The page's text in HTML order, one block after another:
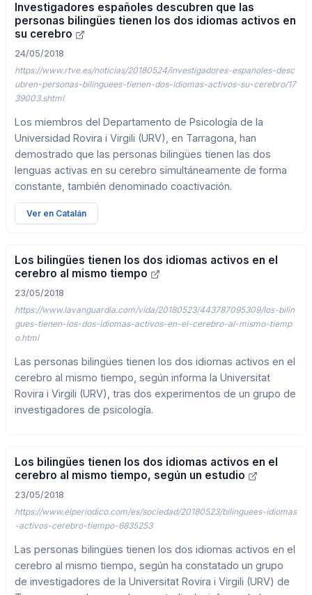
Investigadores españoles descubren que las
personas bilingües tienen los dos idiomas activos en
su cerebro
24/05/2018
https://www.rtve.es/noticias/20180524/investigadores-espanoles-desc
ubren-personas-bilinguees-tienen-dos-idiomas-activos-su-cerebro/17
39003.shtml
Los miembros del Departamento de Psicología de la
Universidad Rovira i Virgili (URV), en Tarragona, han
demostrado que las personas bilingües tienen las dos
lenguas activas en su cerebro simultáneamente de forma
constante, también denominado coactivación.
Ver en Catalán
Los bilingües tienen los dos idiomas activos en el
cerebro al mismo tiempo
23/05/2018
https://www.lavanguardia.com/vida/20180523/443787095309/los-bilin
gues-tienen-los-dos-idiomas-activos-en-el-cerebro-al-mismo-tiemp
o.html
Las personas bilingües tienen los dos idiomas activos en el
cerebro al mismo tiempo, según informa la Universitat
Rovira i Virgili (URV), tras dos experimentos de un grupo de
investigadores de psicología.
Los bilingües tienen los dos idiomas activos en el
cerebro al mismo tiempo, según un estudio
23/05/2018
https://www.elperiodico.com/es/sociedad/20180523/bilinguees-idiomas
-activos-cerebro-tiempo-6835253
Las personas bilingües tienen los dos idiomas activos en el
cerebro al mismo tiempo, según ha constatado un grupo
de investigadores de la Universitat Rovira i Virgili (URV) de